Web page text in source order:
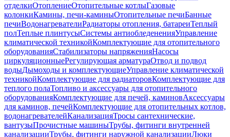
отделкиОтоплениеОтопительные котлыГазовые
колонкиКамины, печи-каминыОтопительные печиБанные
печиВодонагревателиРадиаторы отопления, батареиТеплый
полТеплые плинтусыСистемы антиобледененияУправление
климатической техникойКомплектующие для отопительного
оборудованияСтабилизаторы напряженияНасосы
циркуляционныеРегулирующая арматураОтвод и подвод
водыДымоходы и комплектующиеУправление климатической
техникойКомплектующие для радиаторовКомплектующие для
теплого полаТопливо и аксессуары для отопительного
оборудованияКомплектующие для печей, каминовАксессуары
для каминов, печейКомплектующие для отопительных котлов,
водонагревателейКанализацияТросы сантехнические,
вантузыПрочистные машиныТрубы, фитинги внутренней
канализацииТрубы, фитинги наружной канализацииЛюки